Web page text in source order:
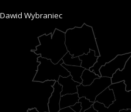
Dawid Wybraniec